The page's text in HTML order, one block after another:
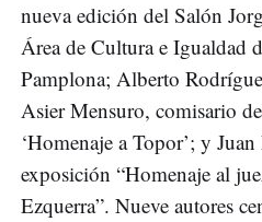
nueva edición del Salón
Área de Cultura e Igualdad
Pamplona; Alberto
Asier Mensuro, comisario
‘Homenaje a Topor’; y
exposición “Homenaje al
Ezquerra”. Nueve autores